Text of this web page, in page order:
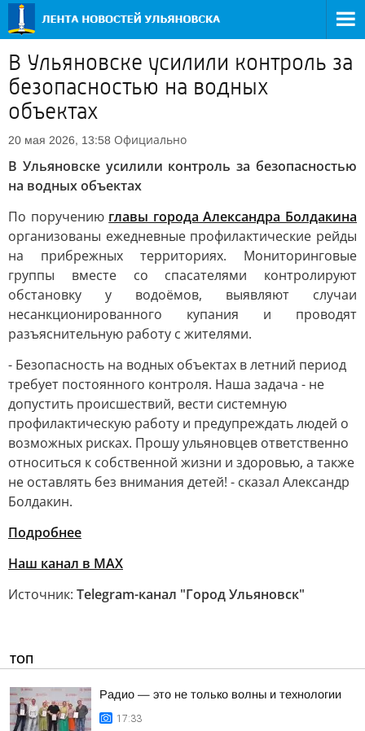
В Ульяновске усилили контроль за
безопасностью на водных
объектах
20 мая 2026, 13:58 Официально
В Ульяновске усилили контроль за безопасностью
на водных объектах
По поручению главы города Александра Болдакина
организованы ежедневные профилактические рейды
на прибрежных территориях. Мониторинговые
группы вместе со спасателями контролируют
обстановку у водоёмов, выявляют случаи
несанкционированного купания и проводят
разъяснительную работу с жителями.
- Безопасность на водных объектах в летний период
требует постоянного контроля. Наша задача - не
допустить происшествий, вести системную
профилактическую работу и предупреждать людей о
возможных рисках. Прошу ульяновцев ответственно
относиться к собственной жизни и здоровью, а также
не оставлять без внимания детей! - сказал Александр
Болдакин.
Подробнее
Наш канал в MAX
Источник: Telegram-канал "Город Ульяновск"
ТОП
Радио — это не только волны и технологии
17:33